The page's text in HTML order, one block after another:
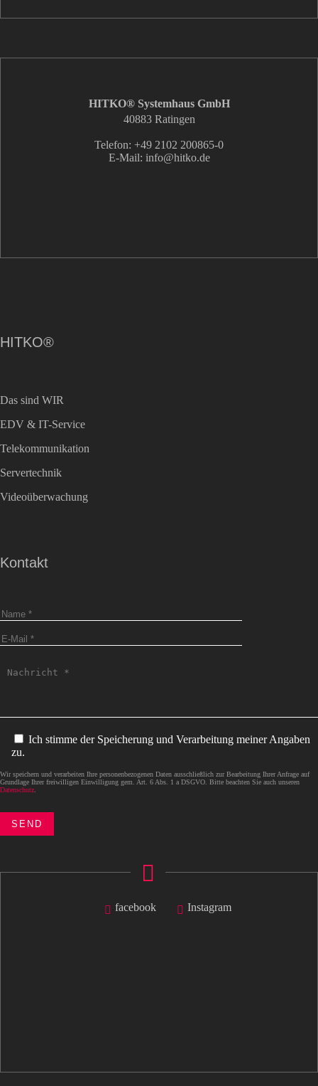
HITKO® Systemhaus GmbH
40883 Ratingen
Telefon: +49 2102 200865-0
E-Mail: info@hitko.de
HITKO®
Das sind WIR
EDV & IT-Service
Telekommunikation
Servertechnik
Videoüberwachung
Kontakt
Ich stimme der Speicherung und Verarbeitung meiner Angaben
zu.
Wir speichern und verarbeiten Ihre personenbezogenen Daten ausschließlich zur Bearbeitung Ihrer Anfrage auf
Grundlage Ihrer freiwilligen Einwilligung gem. Art. 6 Abs. 1 a DSGVO. Bitte beachten Sie auch unseren
Datenschutz
facebook Instagram